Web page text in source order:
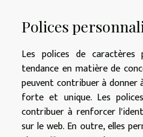
Polices
Les polices de caractères
tendance en matière de
peuvent contribuer à
forte et unique. Les
contribuer à renforcer
sur le web. En outre, elles